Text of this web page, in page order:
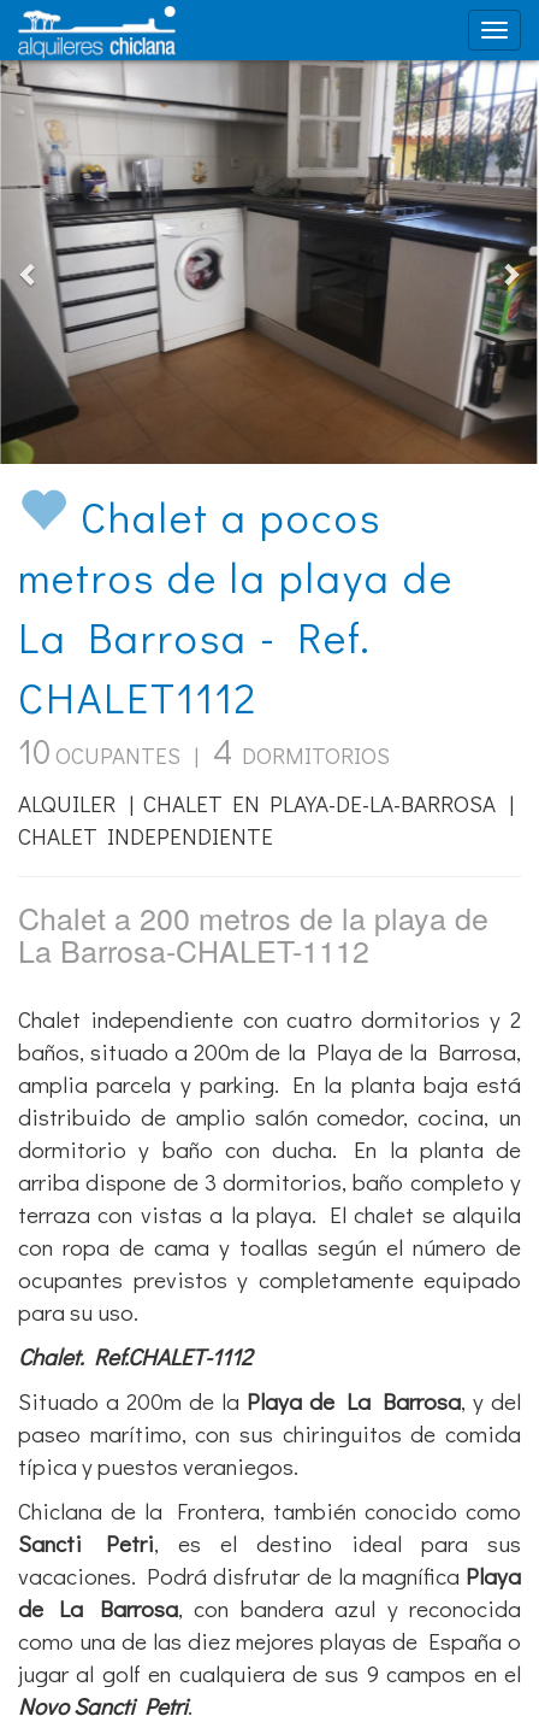
Chalet a pocos
metros de la playa de
La Barrosa - Ref.
CHALET1112
10 OCUPANTES | 4 DORMITORIOS
ALQUILER | CHALET EN PLAYA-DE-LA-BARROSA |
CHALET INDEPENDIENTE
Chalet a 200 metros de la playa de
La Barrosa-CHALET-1112
Chalet independiente con cuatro dormitorios y 2
baños, situado a 200m de la Playa de la Barrosa,
amplia parcela y parking. En la planta baja está
distribuido de amplio salón comedor, cocina, un
dormitorio y baño con ducha. En la planta de
arriba dispone de 3 dormitorios, baño completo y
terraza con vistas a la playa. El chalet se alquila
con ropa de cama y toallas según el número de
ocupantes previstos y completamente equipado
para su uso.
Chalet. Ref.CHALET-1112
Situado a 200m de la Playa de La Barrosa, y del
paseo marítimo, con sus chiringuitos de comida
típica y puestos veraniegos.
Chiclana de la Frontera, también conocido como
Sancti Petri, es el destino ideal para sus
vacaciones. Podrá disfrutar de la magnífica Playa
de La Barrosa, con bandera azul y reconocida
como una de las diez mejores playas de España o
jugar al golf en cualquiera de sus 9 campos en el
Novo Sancti Petri.